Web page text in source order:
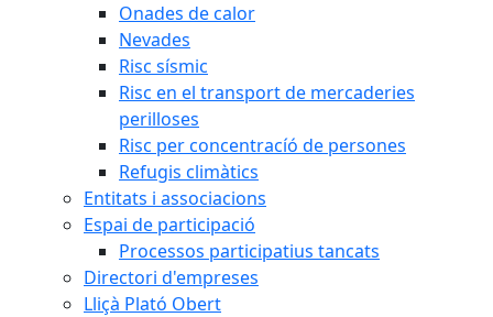
Onades de calor
Nevades
Risc sísmic
Risc en el transport de mercaderies
perilloses
Risc per concentracíó de persones
Refugis climàtics
Entitats i associacions
Espai de participació
Processos participatius tancats
Directori d'empreses
Lliçà Plató Obert